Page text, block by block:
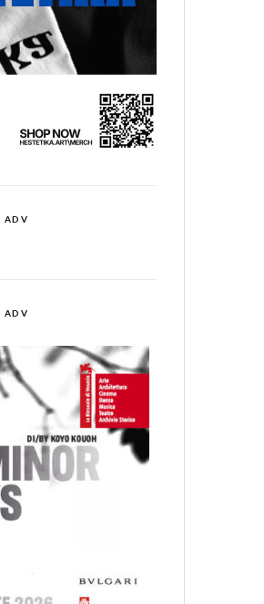
ADV
ADV